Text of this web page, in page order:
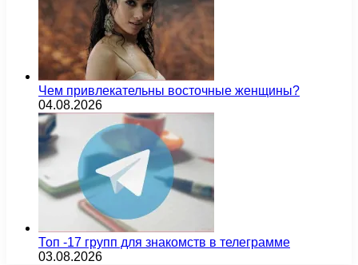
Чем привлекательны восточные женщины?
04.08.2026
Топ -17 групп для знакомств в телеграмме
03.08.2026